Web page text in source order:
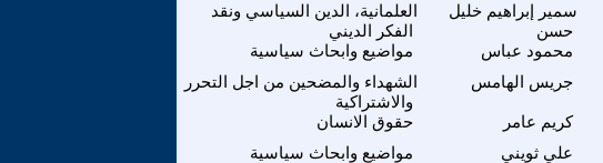
العلمانية، الدين السياسي ونقد
الفكر الديني
سمير إبراهيم خليل
حسن
مواضيع وابحاث سياسية محمود عباس
الشهداء والمضحين من اجل التحرر
والاشتراكية
جريس الهامس
حقوق الانسان كريم عامر
مواضيع وابحاث سياسية
علي ثويني